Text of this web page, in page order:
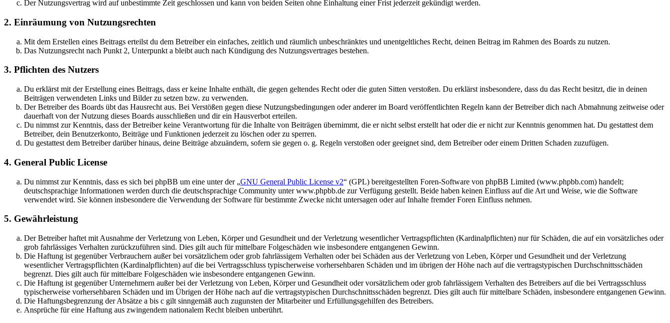
Der Nutzungsvertrag wird auf unbestimmte Zeit geschlossen und kann von beiden Seiten ohne Einhaltung einer Frist jederzeit gekündigt werden.
2. Einräumung von Nutzungsrechten
Mit dem Erstellen eines Beitrags erteilst du dem Betreiber ein einfaches, zeitlich und räumlich unbeschränktes und unentgeltliches Recht, deinen Beitrag im Rahmen des Boards zu nutzen.
Das Nutzungsrecht nach Punkt 2, Unterpunkt a bleibt auch nach Kündigung des Nutzungsvertrages bestehen.
3. Pflichten des Nutzers
Du erklärst mit der Erstellung eines Beitrags, dass er keine Inhalte enthält, die gegen geltendes Recht oder die guten Sitten verstoßen. Du erklärst insbesondere, dass du das Recht besitzt, die in deinen
Beiträgen verwendeten Links und Bilder zu setzen bzw. zu verwenden.
Der Betreiber des Boards übt das Hausrecht aus. Bei Verstößen gegen diese Nutzungsbedingungen oder anderer im Board veröffentlichten Regeln kann der Betreiber dich nach Abmahnung zeitweise oder
dauerhaft von der Nutzung dieses Boards ausschließen und dir ein Hausverbot erteilen.
Du nimmst zur Kenntnis, dass der Betreiber keine Verantwortung für die Inhalte von Beiträgen übernimmt, die er nicht selbst erstellt hat oder die er nicht zur Kenntnis genommen hat. Du gestattest dem
Betreiber, dein Benutzerkonto, Beiträge und Funktionen jederzeit zu löschen oder zu sperren.
Du gestattest dem Betreiber darüber hinaus, deine Beiträge abzuändern, sofern sie gegen o. g. Regeln verstoßen oder geeignet sind, dem Betreiber oder einem Dritten Schaden zuzufügen.
4. General Public License
Du nimmst zur Kenntnis, dass es sich bei phpBB um eine unter der „GNU General Public License v2“ (GPL) bereitgestellten Foren-Software von phpBB Limited (www.phpbb.com) handelt;
deutschsprachige Informationen werden durch die deutschsprachige Community unter www.phpbb.de zur Verfügung gestellt. Beide haben keinen Einfluss auf die Art und Weise, wie die Software
verwendet wird. Sie können insbesondere die Verwendung der Software für bestimmte Zwecke nicht untersagen oder auf Inhalte fremder Foren Einfluss nehmen.
5. Gewährleistung
Der Betreiber haftet mit Ausnahme der Verletzung von Leben, Körper und Gesundheit und der Verletzung wesentlicher Vertragspflichten (Kardinalpflichten) nur für Schäden, die auf ein vorsätzliches oder
grob fahrlässiges Verhalten zurückzuführen sind. Dies gilt auch für mittelbare Folgeschäden wie insbesondere entgangenen Gewinn.
Die Haftung ist gegenüber Verbrauchern außer bei vorsätzlichem oder grob fahrlässigem Verhalten oder bei Schäden aus der Verletzung von Leben, Körper und Gesundheit und der Verletzung
wesentlicher Vertragspflichten (Kardinalpflichten) auf die bei Vertragsschluss typischerweise vorhersehbaren Schäden und im übrigen der Höhe nach auf die vertragstypischen Durchschnittsschäden
begrenzt. Dies gilt auch für mittelbare Folgeschäden wie insbesondere entgangenen Gewinn.
Die Haftung ist gegenüber Unternehmern außer bei der Verletzung von Leben, Körper und Gesundheit oder vorsätzlichem oder grob fahrlässigem Verhalten des Betreibers auf die bei Vertragsschluss
typischerweise vorhersehbaren Schäden und im Übrigen der Höhe nach auf die vertragstypischen Durchschnittsschäden begrenzt. Dies gilt auch für mittelbare Schäden, insbesondere entgangenen Gewinn.
Die Haftungsbegrenzung der Absätze a bis c gilt sinngemäß auch zugunsten der Mitarbeiter und Erfüllungsgehilfen des Betreibers.
Ansprüche für eine Haftung aus zwingendem nationalem Recht bleiben unberührt.